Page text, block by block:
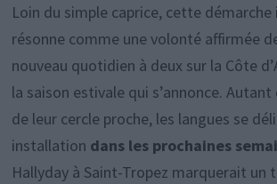
Loin du simple caprice, cette
résonne comme une volonté affirmée
nouveau quotidien à deux sur la Côte
la saison estivale qui s’annonce. Autant
de leur cercle proche, les langues se
installation dans les prochaines
Hallyday à Saint-Tropez marquerait un